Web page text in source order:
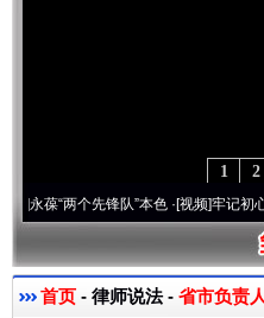
2
1
两个先锋队”本色·[视频]牢记初心使命
首页 - 律师说法 - 省市负责